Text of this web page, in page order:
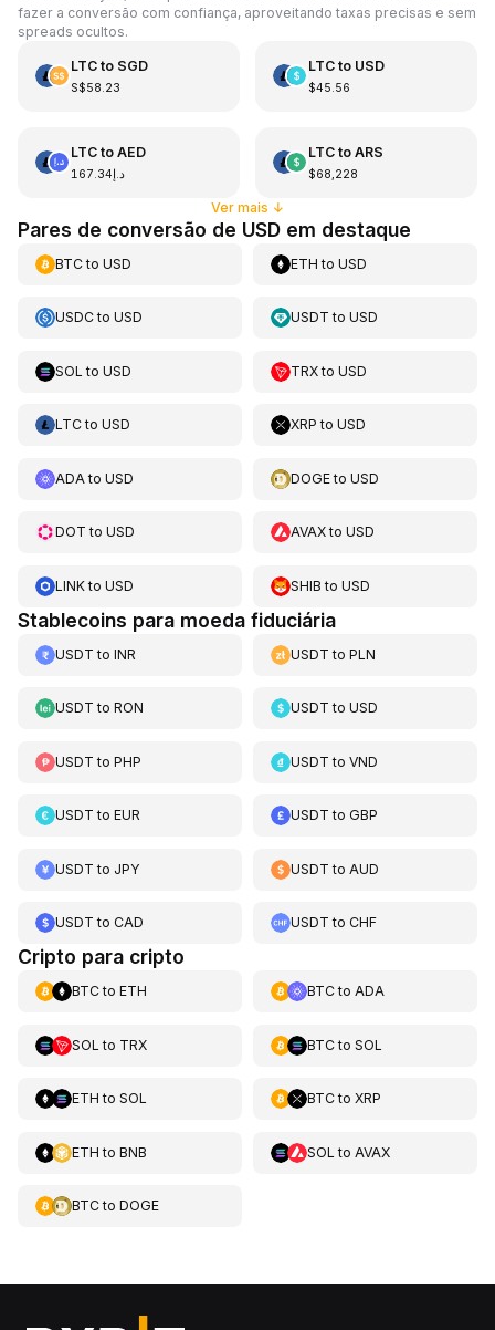
fazer a conversão com confiança, aproveitando taxas precisas e sem
spreads ocultos.
LTCto SGD
S$58.23
LTCto USD
$45.56
LTCto AED
د.إ167.34
LTCto ARS
$68,228
Ver mais ↓
Pares de conversão de USD em destaque
BTCto USD ETH toUSD
USDCto USD USDT toUSD
SOL to USD TRXtoUSD
LTCto USD XRP toUSD
ADA to USD DOGEtoUSD
DOT to USD AVAXtoUSD
LINKto USD SHIB toUSD
Stablecoins para moeda fiduciária
USDT to INR USDT toPLN
USDT to RON USDT toUSD
USDT to PHP USDT toVND
USDT to EUR USDT toGBP
USDT to JPY USDT to AUD
USDT to CAD USDT toCHF
Cripto para cripto
BTCto ETH BTCto ADA
SOL to TRX BTCto SOL
ETH to SOL BTCto XRP
ETH to BNB SOL to AVAX
BTCto DOGE